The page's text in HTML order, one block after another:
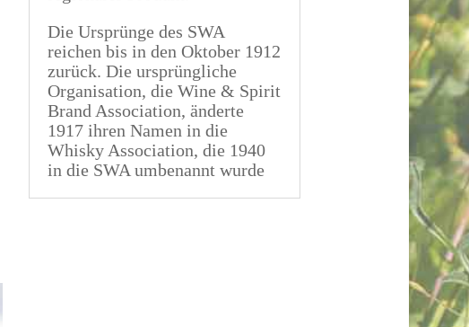
Die Ursprünge des SWA
reichen bis in den Oktober 1912
zurück. Die ursprüngliche
Organisation, die Wine & Spirit
Brand Association, änderte
1917 ihren Namen in die
Whisky Association, die 1940
in die SWA umbenannt wurde